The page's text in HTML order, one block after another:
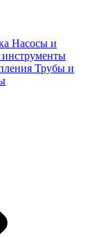
Насосы и
инструменты
Трубы и